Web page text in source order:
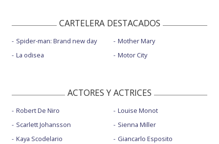
CARTELERA DESTACADOS
Spider-man: Brand new day
La odisea
Mother Mary
Motor City
ACTORES Y ACTRICES
Robert De Niro
Scarlett Johansson
Kaya Scodelario
Louise Monot
Sienna Miller
Giancarlo Esposito